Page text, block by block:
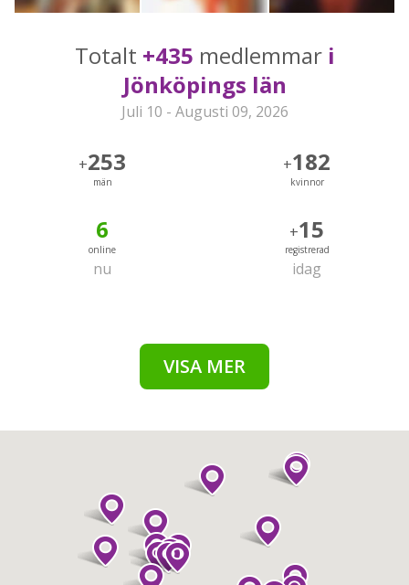
Totalt +435 medlemmar i
Jönköpings län
Juli 10 - Augusti 09, 2026
+253
män
+182
kvinnor
6
online
nu
+15
registrerad
idag
VISA MER